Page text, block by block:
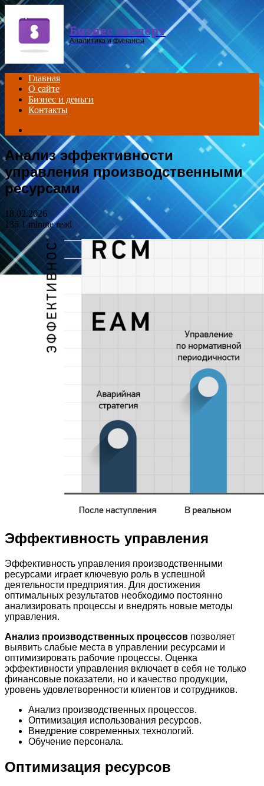
Бизнес эксперт
Аналитика и финансы
Главная
О сайте
Бизнес и деньги
Контакты
Анализ эффективности
управления производственными
ресурсами
18.02.2026
135 1 minute read
Эффективность управления
Эффективность управления производственными
ресурсами играет ключевую роль в успешной
деятельности предприятия. Для достижения
оптимальных результатов необходимо постоянно
анализировать процессы и внедрять новые методы
управления.
Анализ производственных процессов позволяет
выявить слабые места в управлении ресурсами и
оптимизировать рабочие процессы. Оценка
эффективности управления включает в себя не только
финансовые показатели, но и качество продукции,
уровень удовлетворенности клиентов и сотрудников.
Анализ производственных процессов.
Оптимизация использования ресурсов.
Внедрение современных технологий.
Обучение персонала.
Оптимизация ресурсов